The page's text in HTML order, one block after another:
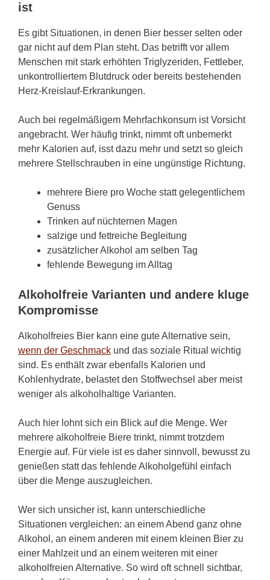
ist
Es gibt Situationen, in denen Bier besser selten oder
gar nicht auf dem Plan steht. Das betrifft vor allem
Menschen mit stark erhöhten Triglyzeriden, Fettleber,
unkontrolliertem Blutdruck oder bereits bestehenden
Herz-Kreislauf-Erkrankungen.
Auch bei regelmäßigem Mehrfachkonsum ist Vorsicht
angebracht. Wer häufig trinkt, nimmt oft unbemerkt
mehr Kalorien auf, isst dazu mehr und setzt so gleich
mehrere Stellschrauben in eine ungünstige Richtung.
mehrere Biere pro Woche statt gelegentlichem
Genuss
Trinken auf nüchternen Magen
salzige und fettreiche Begleitung
zusätzlicher Alkohol am selben Tag
fehlende Bewegung im Alltag
Alkoholfreie Varianten und andere kluge
Kompromisse
Alkoholfreies Bier kann eine gute Alternative sein,
wenn der Geschmack und das soziale Ritual wichtig
sind. Es enthält zwar ebenfalls Kalorien und
Kohlenhydrate, belastet den Stoffwechsel aber meist
weniger als alkoholhaltige Varianten.
Auch hier lohnt sich ein Blick auf die Menge. Wer
mehrere alkoholfreie Biere trinkt, nimmt trotzdem
Energie auf. Für viele ist es daher sinnvoll, bewusst zu
genießen statt das fehlende Alkoholgefühl einfach
über die Menge auszugleichen.
Wer sich unsicher ist, kann unterschiedliche
Situationen vergleichen: an einem Abend ganz ohne
Alkohol, an einem anderen mit einem kleinen Bier zu
einer Mahlzeit und an einem weiteren mit einer
alkoholfreien Alternative. So wird oft schnell sichtbar,